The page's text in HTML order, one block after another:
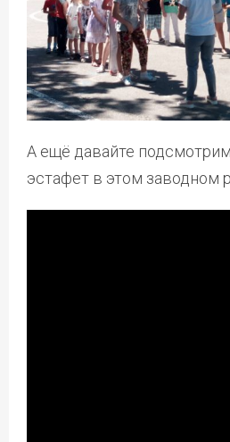
А ещё давайте
эстафет в этом заводном